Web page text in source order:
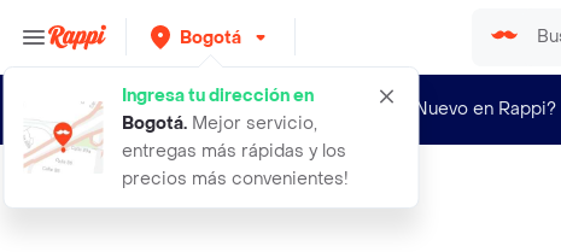
Bogotá
Ingresa tu dirección en
Bogotá. Mejor servicio,
entregas más rápidas y los
precios más convenientes!
¿Nuevo en Rappi?
wayuu mochila grande de diseno mgd1